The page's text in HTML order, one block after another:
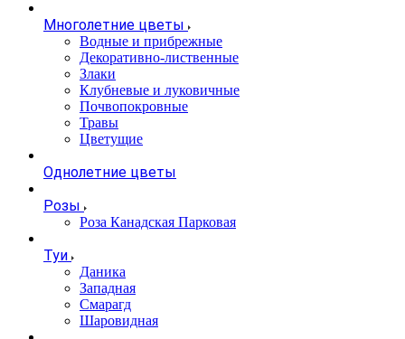
Многолетние цветы
Водные и прибрежные
Декоративно-лиственные
Злаки
Клубневые и луковичные
Почвопокровные
Травы
Цветущие
Однолетние цветы
Розы
Роза Канадская Парковая
Туи
Даника
Западная
Смарагд
Шаровидная